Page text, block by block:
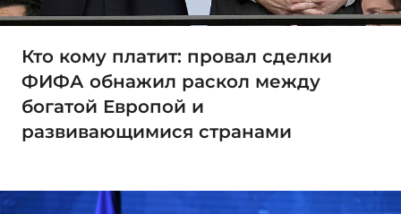
Кто кому платит: провал сделки
ФИФА обнажил раскол между
богатой Европой и
развивающимися странами